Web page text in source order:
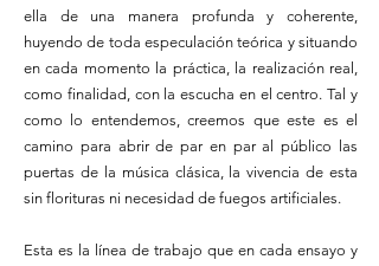
ella de una manera profunda y coherente,
huyendo de toda especulación teórica y situando
en cada momento la práctica, la realización real,
como finalidad, con la escucha en el centro. Tal y
como lo entendemos, creemos que este es el
camino para abrir de par en par al público las
puertas de la música clásica, la vivencia de esta
sin florituras ni necesidad de fuegos artificiales.
Esta es la línea de trabajo que en cada ensayo y